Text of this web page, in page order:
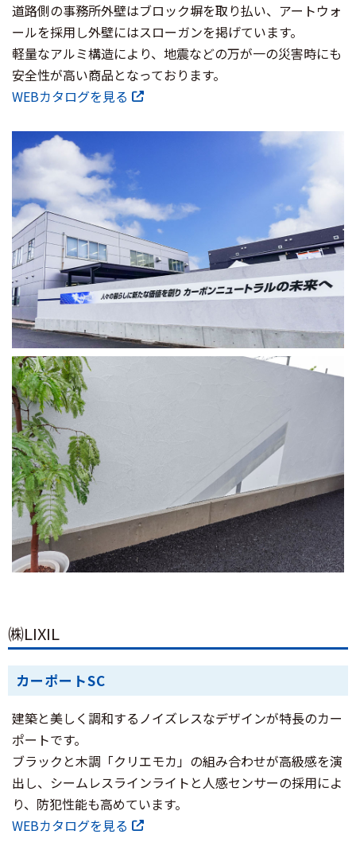
道路側の事務所外壁はブロック塀を取り払い、アートウォ
ールを採用し外壁にはスローガンを掲げています。
軽量なアルミ構造により、地震などの万が一の災害時にも
安全性が高い商品となっております。
WEBカタログを見る
㈱LIXIL
カーポートSC
建築と美しく調和するノイズレスなデザインが特長のカー
ポートです。
ブラックと木調「クリエモカ」の組み合わせが高級感を演
出し、シームレスラインライトと人感センサーの採用によ
り、防犯性能も高めています。
WEBカタログを見る